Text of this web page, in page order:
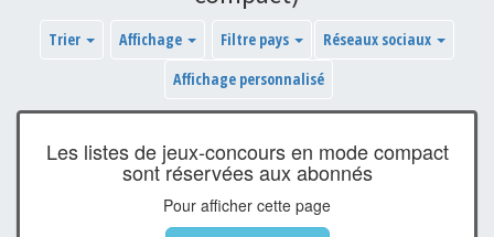
Trier Affichage Filtre pays
Réseaux sociaux
Affichage personnalisé
Les listes de jeux-concours en mode compact
sont réservées aux abonnés
Pour afficher cette page